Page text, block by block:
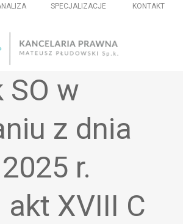
SPECJALIZACJE KONTAKT
SO w
z dnia
r.
akt XVIII C